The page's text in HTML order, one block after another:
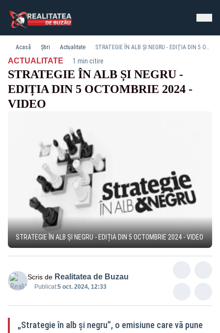
Acasă Știri Actualitate STRATEGIE ÎN ALB ȘI NEGRU - EDIȚIA DIN 5 OCTOMBRIE 2024 - VIDEO
ACTUALITATE· 1 min citire
STRATEGIE ÎN ALB ȘI NEGRU -
EDIȚIA DIN 5 OCTOMBRIE 2024 -
VIDEO
STRATEGIE ÎN ALB ȘI NEGRU - EDIȚIA DIN 5 OCTOMBRIE 2024 - VIDEO
Scris de Realitatea de Buzau
Publicat:5 oct. 2024, 12:33
„Strategie în alb și negru”, o emisiune care vă pune